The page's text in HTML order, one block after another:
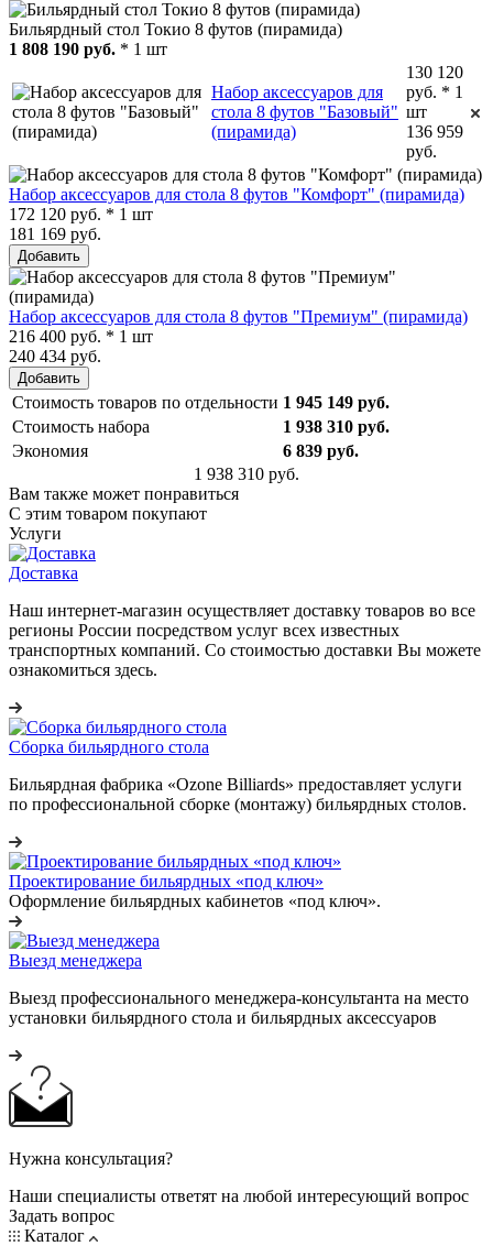
Бильярдный стол Токио 8 футов (пирамида)
1 808 190 руб. * 1 шт
Набор аксессуаров для
стола 8 футов "Базовый"
(пирамида)
130 120
руб. * 1
шт
136 959
руб.
Набор аксессуаров для стола 8 футов "Комфорт" (пирамида)
172 120 руб. * 1 шт
181 169 руб.
Добавить
Набор аксессуаров для стола 8 футов "Премиум" (пирамида)
216 400 руб. * 1 шт
240 434 руб.
Добавить
Стоимость товаров по отдельности 1 945 149 руб.
Стоимость набора
1 938 310 руб.
Экономия
6 839 руб.
1 938 310 руб.
Вам также может понравиться
С этим товаром покупают
Услуги
Доставка
Наш интернет-магазин осуществляет доставку товаров во все
регионы России посредством услуг всех известных
транспортных компаний. Со стоимостью доставки Вы можете
ознакомиться здесь.
Сборка бильярдного стола
Бильярдная фабрика «Ozone Billiards» предоставляет услуги
по профессиональной сборке (монтажу) бильярдных столов.
Проектирование бильярдных «под ключ»
Оформление бильярдных кабинетов «под ключ».
Выезд менеджера
Выезд профессионального менеджера-консультанта на место
установки бильярдного стола и бильярдных аксессуаров
Нужна консультация?
Наши специалисты ответят на любой интересующий вопрос
Задать вопрос
Каталог